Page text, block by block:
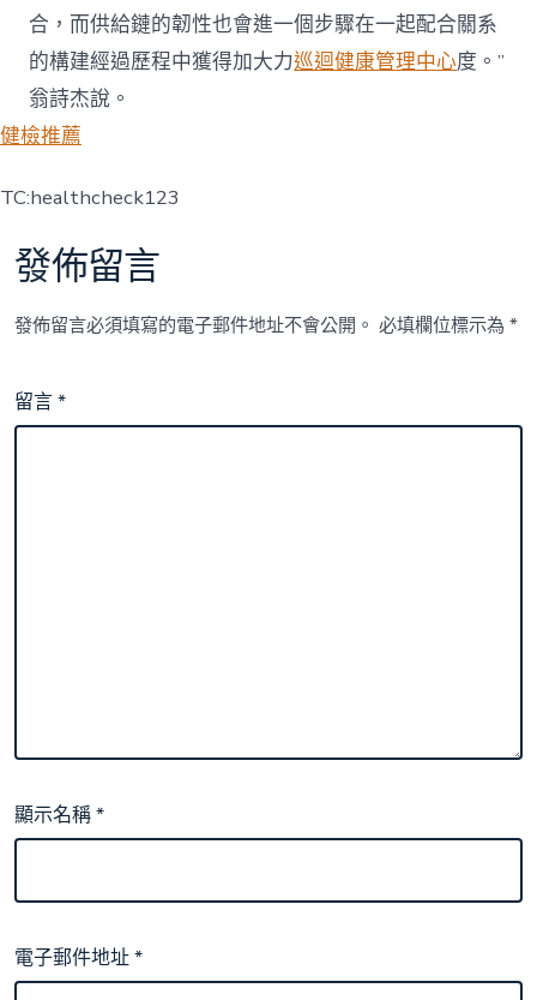
合，而供給鏈的韌性也會進一個步驟在一起配合關系
的構建經過歷程中獲得加大力巡迴健康管理中心度。”
翁詩杰說。
健檢推薦
TC:healthcheck123
發佈留言
發佈留言必須填寫的電子郵件地址不會公開。 必填欄位標示為*
留言*
顯示名稱*
電子郵件地址*